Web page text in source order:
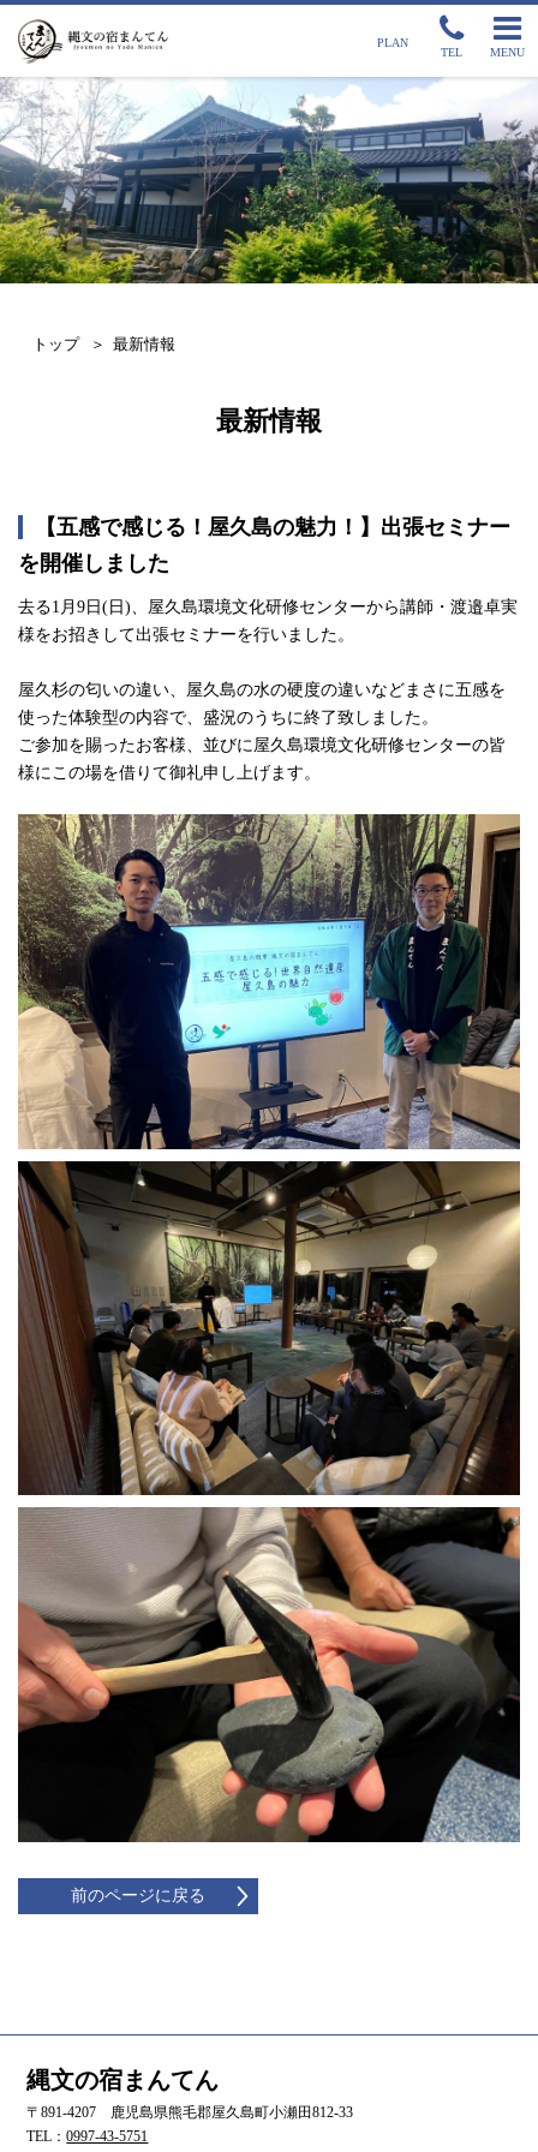
PLAN
TEL MENU
トップ 最新情報
最新情報
【五感で感じる！屋久島の魅力！】出張セミナー
を開催しました
去る1月9日(日)、屋久島環境文化研修センターから講師・渡邉卓実
様をお招きして出張セミナーを行いました。
屋久杉の匂いの違い、屋久島の水の硬度の違いなどまさに五感を
使った体験型の内容で、盛況のうちに終了致しました。
ご参加を賜ったお客様、並びに屋久島環境文化研修センターの皆
様にこの場を借りて御礼申し上げます。
前のページに戻る
縄文の宿まんてん
〒891-4207 鹿児島県熊毛郡屋久島町小瀬田812-33
TEL：0997-43-5751